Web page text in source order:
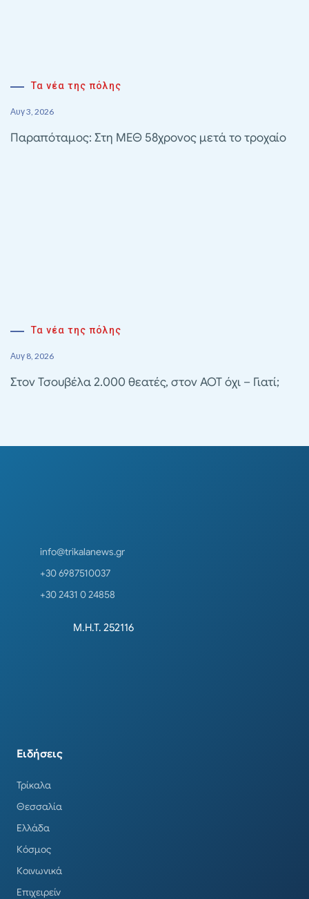
Τα νέα της πόλης
Αυγ 3, 2026
Παραπόταμος: Στη ΜΕΘ 58χρονος μετά το τροχαίο
Τα νέα της πόλης
Αυγ 8, 2026
Στον Τσουβέλα 2.000 θεατές, στον ΑΟΤ όχι – Γιατί;
info@trikalanews.gr
+30 6987510037
+30 2431 0 24858
Μ.Η.Τ. 252116
Ειδήσεις
Τρίκαλα
Θεσσαλία
Ελλάδα
Κόσμος
Κοινωνικά
Επιχειρείν